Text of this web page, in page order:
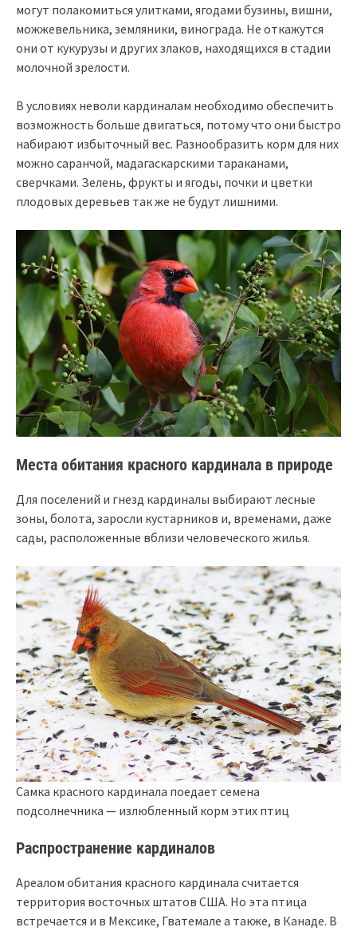
могут полакомиться улитками, ягодами бузины, вишни,
можжевельника, земляники, винограда. Не откажутся
они от кукурузы и других злаков, находящихся в стадии
молочной зрелости.
В условиях неволи кардиналам необходимо обеспечить
возможность больше двигаться, потому что они быстро
набирают избыточный вес. Разнообразить корм для них
можно саранчой, мадагаскарскими тараканами,
сверчками. Зелень, фрукты и ягоды, почки и цветки
плодовых деревьев так же не будут лишними.
Места обитания красного кардинала в природе
Для поселений и гнезд кардиналы выбирают лесные
зоны, болота, заросли кустарников и, временами, даже
сады, расположенные вблизи человеческого жилья.
Самка красного кардинала поедает семена
подсолнечника — излюбленный корм этих птиц
Распространение кардиналов
Ареалом обитания красного кардинала считается
территория восточных штатов США. Но эта птица
встречается и в Мексике, Гватемале а также, в Канаде. В